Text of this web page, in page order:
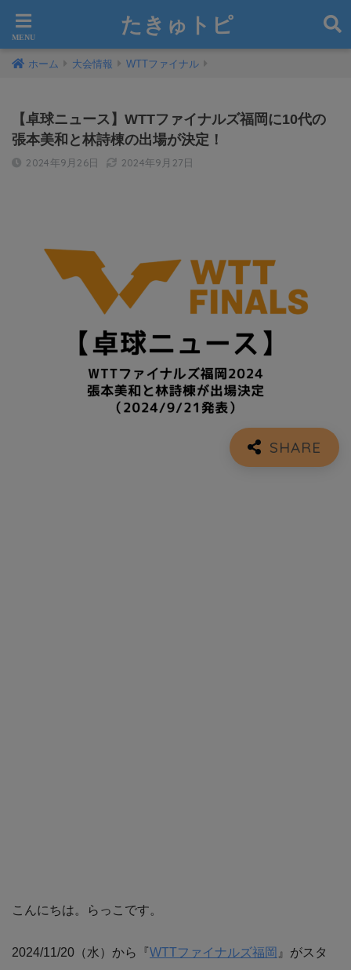
たきゅトピ
ホーム 大会情報 WTTファイナル
【卓球ニュース】WTTファイナルズ福岡に10代の
張本美和と林詩棟の出場が決定！
2024年9月26日 2024年9月27日
こんにちは。らっこです。
2024/11/20（水）から『WTTファイナルズ福岡 』がスタ